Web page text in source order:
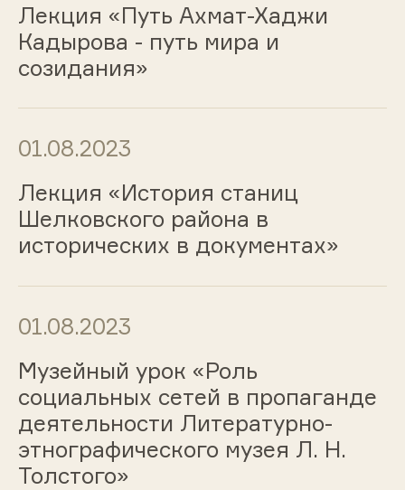
Лекция «Путь Ахмат-Хаджи
Кадырова - путь мира и
созидания»
01.08.2023
Лекция «История станиц
Шелковского района в
исторических в документах»
01.08.2023
Музейный урок «Роль
социальных сетей в пропаганде
деятельности Литературно-
этнографического музея Л. Н.
Толстого»